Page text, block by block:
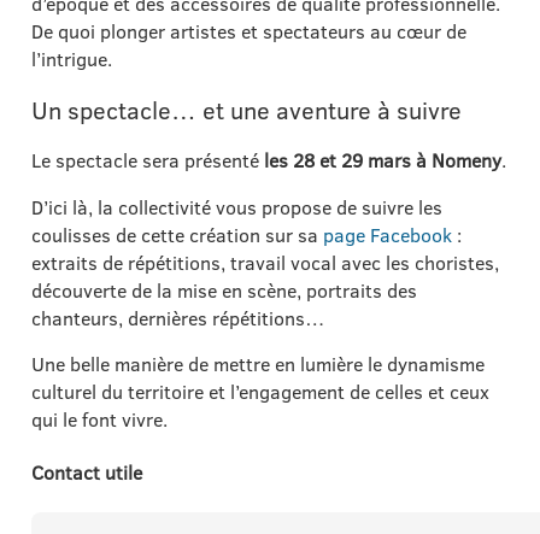
De quoi plonger artistes et spectateurs au cœur de
l’intrigue.
Un spectacle… et une aventure à suivre
Le spectacle sera présenté les 28 et 29 mars à Nomeny.
D’ici là, la collectivité vous propose de suivre les
coulisses de cette création sur sa page Facebook :
extraits de répétitions, travail vocal avec les choristes,
découverte de la mise en scène, portraits des
chanteurs, dernières répétitions…
Une belle manière de mettre en lumière le dynamisme
culturel du territoire et l’engagement de celles et ceux
qui le font vivre.
Contact utile